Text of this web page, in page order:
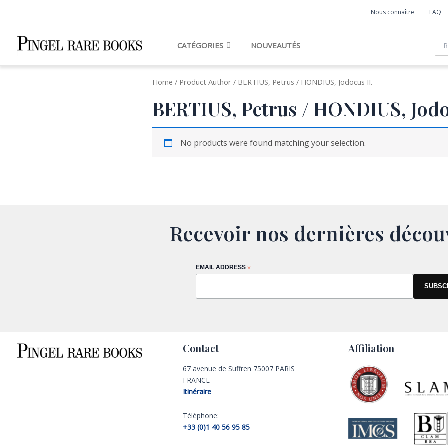
Nous connaître FAQ
CATÉGORIES NOUVEAUTÉS
Home / Product Author / BERTIUS, Petrus / HONDIUS, Jodocus II.
BERTIUS, Petrus / HONDIUS,
No products were found matching your selection.
Recevoir nos dernières
EMAIL ADDRESS *
Contact
67 avenue de Suffren 75007 PARIS
FRANCE
Itinéraire
Téléphone:
+33 (0)1 40 56 95 85
Affiliation